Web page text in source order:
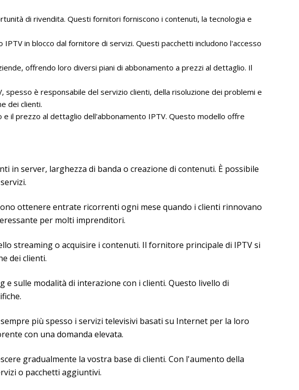
di rivendita. Questi fornitori forniscono i contenuti, la tecnologia e
in blocco dal fornitore di servizi. Questi pacchetti includono l'accesso
offrendo loro diversi piani di abbonamento a prezzi al dettaglio. Il
è responsabile del servizio clienti, della risoluzione dei problemi e
dei clienti.
il prezzo al dettaglio dell'abbonamento IPTV. Questo modello offre
in server, larghezza di banda o creazione di contenuti. È possibile
ottenere entrate ricorrenti ogni mese quando i clienti rinnovano
per molti imprenditori.
streaming o acquisire i contenuti. Il fornitore principale di IPTV si
dei clienti.
sulle modalità di interazione con i clienti. Questo livello di
più spesso i servizi televisivi basati su Internet per la loro
con una domanda elevata.
gradualmente la vostra base di clienti. Con l'aumento della
o pacchetti aggiuntivi.